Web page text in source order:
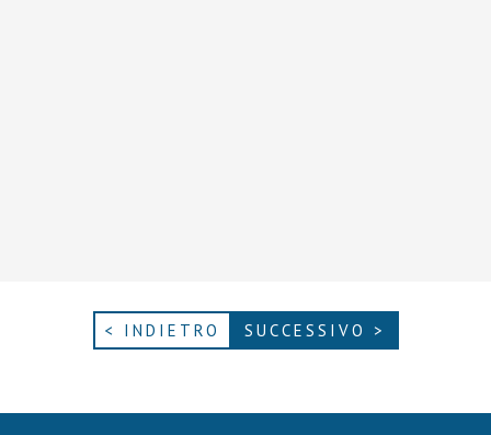
< INDIETRO SUCCESSIVO >